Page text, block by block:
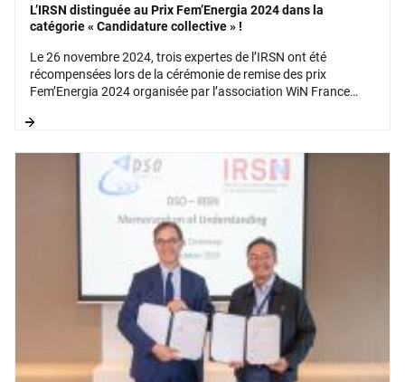
L’IRSN distinguée au Prix Fem’Energia 2024 dans la
catégorie « Candidature collective » !
Le 26 novembre 2024, trois expertes de l’IRSN ont été
récompensées lors de la cérémonie de remise des prix
Fem’Energia 2024 organisée par l’association WiN France